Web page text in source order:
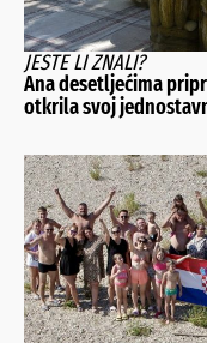
JESTE LI ZNALI?
Ana desetljećima
otkrila svoj